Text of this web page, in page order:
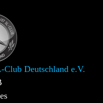
Club Deutschland e.V.